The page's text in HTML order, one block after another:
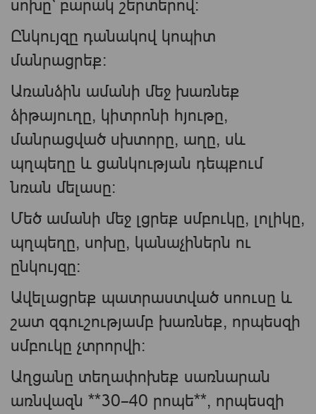
սոխը՝ բարակ շերտերով։
Ընկույզը դանակով կոպիտ
մանրացրեք։
Առանձին ամանի մեջ խառնեք
ձիթայուղը, կիտրոնի հյութը,
մանրացված սխտորը, աղը, սև
պղպեղը և ցանկության դեպքում
նռան մելասը։
Մեծ ամանի մեջ լցրեք սմբուկը, լոլիկը,
պղպեղը, սոխը, կանաչիներն ու
ընկույզը։
Ավելացրեք պատրաստված սոուսը և
շատ զգուշությամբ խառնեք, որպեսզի
սմբուկը չտրորվի։
Աղցանը տեղափոխեք սառնարան
առնվազն **30–40 րոպե**, որպեսզի